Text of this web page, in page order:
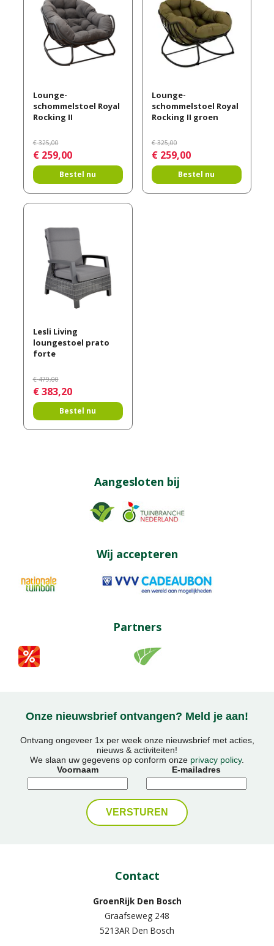
Lounge-
schommelstoel Royal
Rocking II
€ 325,00
€ 259,00
Bestel nu
Lounge-
schommelstoel Royal
Rocking II groen
€ 325,00
€ 259,00
Bestel nu
Lesli Living
loungestoel prato
forte
€ 479,00
€ 383,20
Bestel nu
Aangesloten bij
Wij accepteren
Partners
Onze nieuwsbrief ontvangen? Meld je aan!
Ontvang ongeveer 1x per week onze nieuwsbrief met acties,
nieuws & activiteiten!
We slaan uw gegevens op conform onze privacy policy.
Voornaam
E-mailadres
Contact
GroenRijk Den Bosch
Graafseweg 248
5213AR Den Bosch